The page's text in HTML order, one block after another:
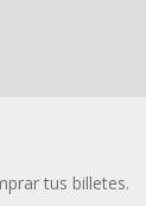
tus billetes.